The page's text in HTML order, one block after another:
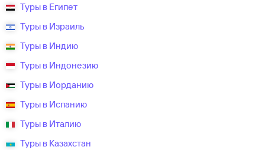
Туры в Египет
Туры в Израиль
Туры в Индию
Туры в Индонезию
Туры в Иорданию
Туры в Испанию
Туры в Италию
Туры в Казахстан